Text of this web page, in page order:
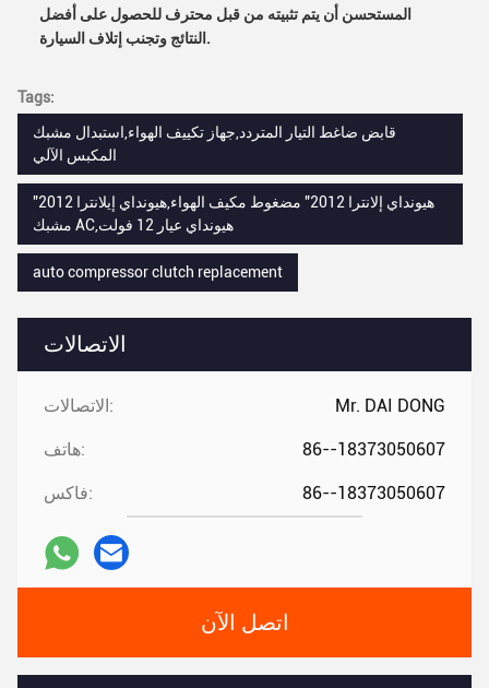
الاتصالات
الاتصالات: Mr. DAI DONG
هاتف: 86--18373050607
فاكس: 86--18373050607
اتصل الآن
المستحسن أن يتم تثبيته من قبل محترف للحصول على أفضل
النتائج وتجنب إتلاف السيارة.
Tags:
قابض ضاغط التيار المتردد,جهاز تكييف الهواء,استبدال مشبك
المكبس الآلي
"هيونداي إلانترا 2012" مضغوط مكيف الهواء,هيونداي إيلانترا 2012
مشبك AC,هيونداي عيار 12 فولت
auto compressor clutch replacement